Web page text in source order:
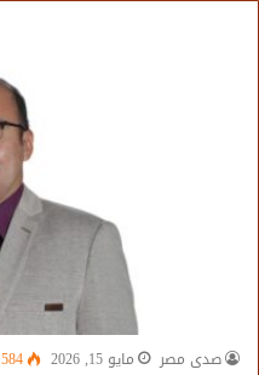
صدى مصر
مايو 15, 2026 584